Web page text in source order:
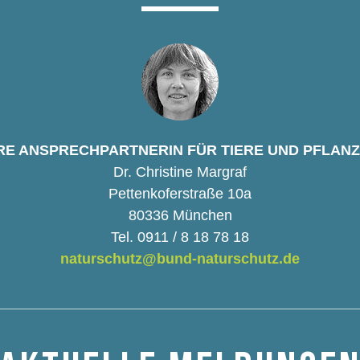
ANSPRECHPARTNERIN FÜR TIERE UND
Dr. Christine Margraf
Pettenkoferstraße 10a
80336 München
Tel. 0911 / 8 18 78 18
naturschutz@bund-naturschutz.de